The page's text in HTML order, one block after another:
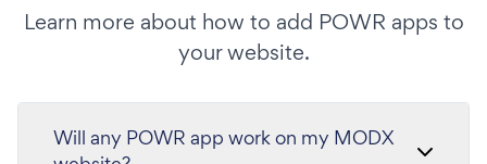
Learn more about how to add POWR apps to
your website.
Will any POWR app work on my MODX